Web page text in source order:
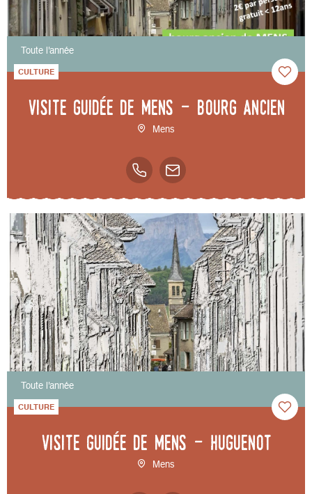
Toute l'année
CULTURE
Visite guidée de Mens - bourg ancien
Mens
Toute l'année
CULTURE
Visite guidée de Mens - Huguenot
Mens